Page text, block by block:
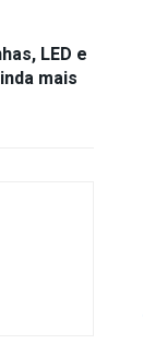
LED e
mais